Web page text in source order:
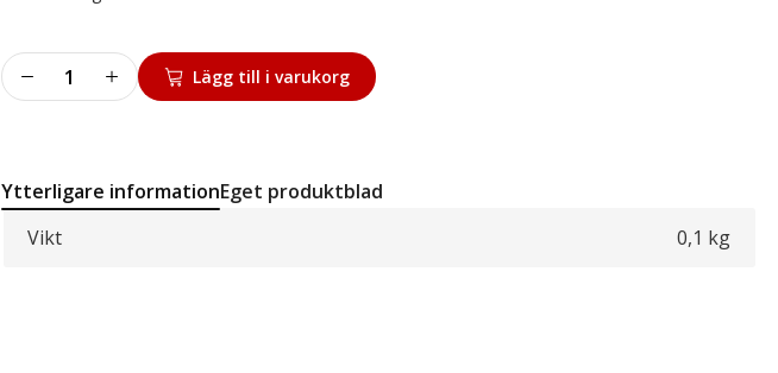
Fastening
connector
S3
S4
Lägg till i varukorg
Ytterligare informationEget produktblad
Vikt
0,1 kg